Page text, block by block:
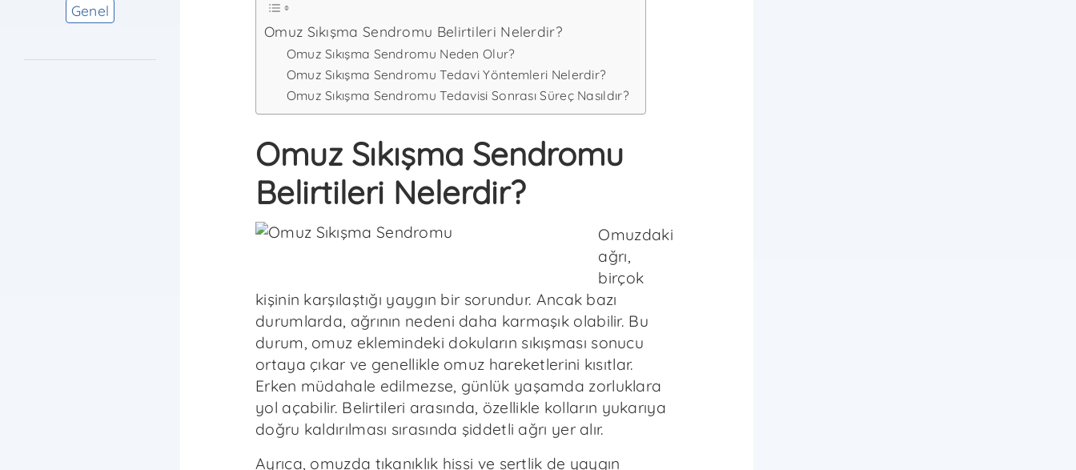
Genel
Omuz Sıkışma Sendromu Belirtileri Nelerdir?
Omuz Sıkışma Sendromu Neden Olur?
Omuz Sıkışma Sendromu Tedavi Yöntemleri Nelerdir?
Omuz Sıkışma Sendromu Tedavisi Sonrası Süreç Nasıldır?
Omuz Sıkışma Sendromu
Belirtileri Nelerdir?
Omuzdaki
ağrı,
birçok
kişinin karşılaştığı yaygın bir sorundur. Ancak bazı
durumlarda, ağrının nedeni daha karmaşık olabilir. Bu
durum, omuz eklemindeki dokuların sıkışması sonucu
ortaya çıkar ve genellikle omuz hareketlerini kısıtlar.
Erken müdahale edilmezse, günlük yaşamda zorluklara
yol açabilir. Belirtileri arasında, özellikle kolların yukarıya
doğru kaldırılması sırasında şiddetli ağrı yer alır.
Ayrıca, omuzda tıkanıklık hissi ve sertlik de yaygın